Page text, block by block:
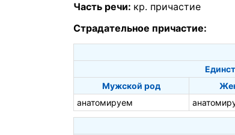
Часть речи: кр. причастие
Страдательное причастие:
Мужской род
анатомируем